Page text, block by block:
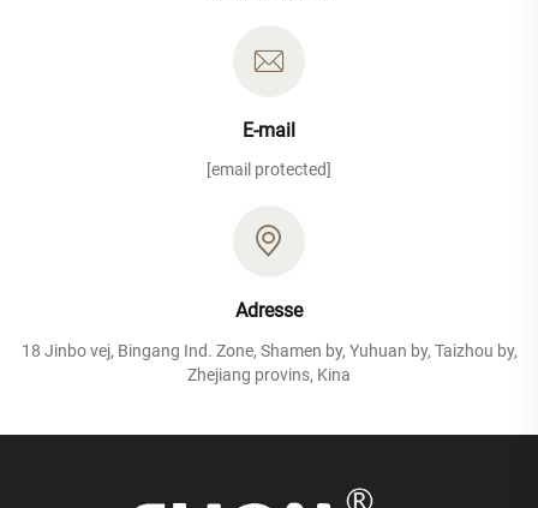
E-mail
[email protected]
Adresse
18 Jinbo vej, Bingang Ind. Zone, Shamen by, Yuhuan by, Taizhou by,
Zhejiang provins, Kina